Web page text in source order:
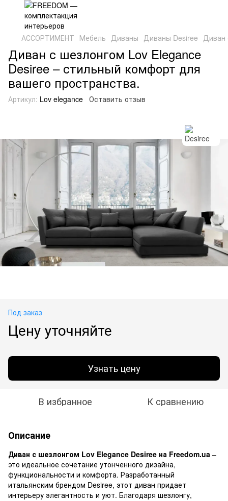
АССОРТИМЕНТ Мебель Диваны Диваны Desiree Диван
Диван с шезлонгом Lov Elegance
Desiree – стильный комфорт для
вашего пространства.
Артикул: Lov elegance Оставить отзыв
Под заказ
Цену уточняйте
Узнать цену
В избранное К сравнению
Описание
Диван с шезлонгом Lov Elegance Desiree на Freedom.ua –
это идеальное сочетание утонченного дизайна,
функциональности и комфорта. Разработанный
итальянским брендом Desiree, этот диван придает
интерьеру элегантность и уют. Благодаря шезлонгу,